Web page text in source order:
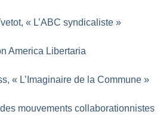
« L’ABC syndicaliste »
America Libertaria
« L’Imaginaire de la Commune »
mouvements collaborationnistes